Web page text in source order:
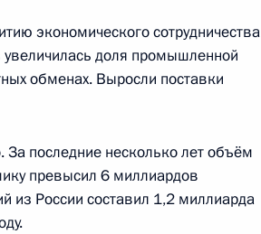
экономического сотрудничества
доля промышленной
обменах. Выросли поставки
За последние несколько лет объём
превысил 6 миллиардов
из России составил 1,2 миллиарда